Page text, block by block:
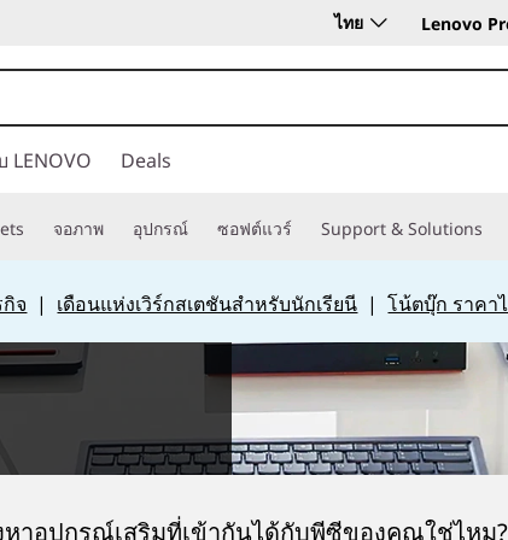
ไทย Lenovo
LENOVO Deals
จอภาพ อุปกรณ์ ซอฟต์แวร์ Support & Solutions
จ | เดือนแห่งเวิร์กสเตชันสำหรับนักเรียนี |โน้ตบุ๊ก ราคา
หาอุปกรณ์เสริมที่เข้ากันได้กับพีซีของคุณใช่ไหม?